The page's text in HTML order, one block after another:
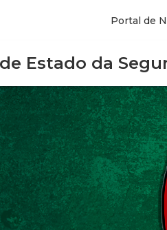
Portal de
Estado da